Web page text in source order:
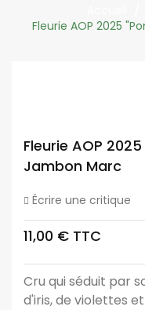
Fleurie AOP 2025
Fleurie AOP
Jambon Marc
Écrire une critique
11,00 € TTC
Cru qui séduit par
d'iris, de violettes